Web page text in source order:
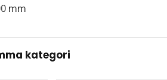
mm
kategori